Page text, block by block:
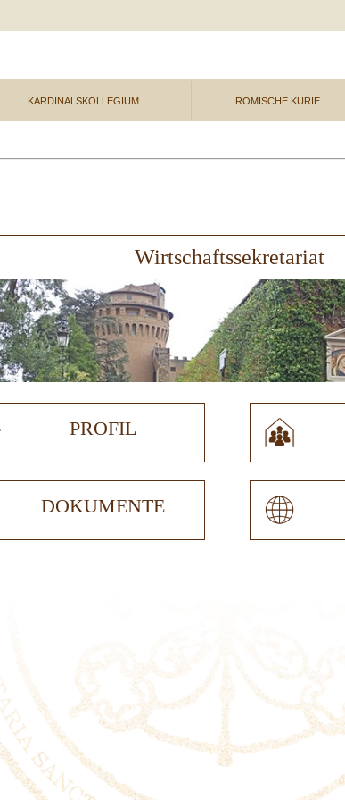
KARDINALSKOLLEGIUM RÖMISCHE KURIE
Wirtschaftssekretariat
PROFIL
DOKUMENTE